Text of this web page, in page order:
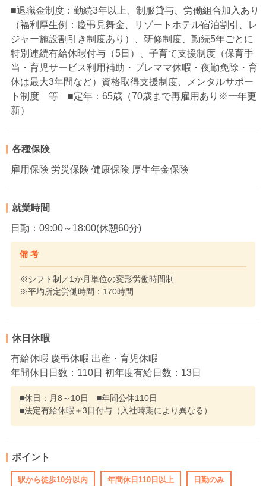
■退職金制度：勤続3年以上、制服貸与、労働組合加入あり
（福利厚生例：慶弔見舞金、リゾートホテル宿泊割引、レ
ジャー施設割引き制度あり）、研修制度、勤続5年ごとに
特別連続有給休暇付与（5日）、子育て支援制度（保育手
当・育児サービス利用補助・プレママ休暇・夜勤免除・育
休は最大3年間など）資格取得支援制度、メンタルサポー
ト制度 等 ■定年：65歳（70歳まで再雇用あり※一年更
新）
各種保険
雇用保険 労災保険 健康保険 厚生年金保険
就業時間
日勤：09:00～18:00(休憩60分)
備 考
※シフト制／1か月単位の変形労働時間制
※平均所定労働時間：170時間
休日休暇
有給休暇 慶弔休暇 出産・育児休暇
年間休日日数：110日 初年度有給日数：13日
■休日：月8～10日 ■年間公休110日
■法定有給休暇＋3日付与（入社時期により異なる）
ポイント
駅から徒歩10分以内 年間休日110日以上 日勤のみ